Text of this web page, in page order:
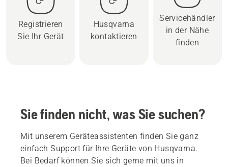
Registrieren
Sie Ihr Gerät
Husqvarna
kontaktieren
Servicehändler
in der Nähe
finden
Sie finden nicht, was Sie suchen?
Mit unserem Geräteassistenten finden Sie ganz
einfach Support für Ihre Geräte von Husqvarna.
Bei Bedarf können Sie sich gerne mit uns in